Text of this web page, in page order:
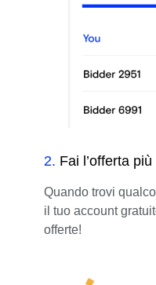
2. Fai l’offerta
Quando trovi
il tuo account
offerte!